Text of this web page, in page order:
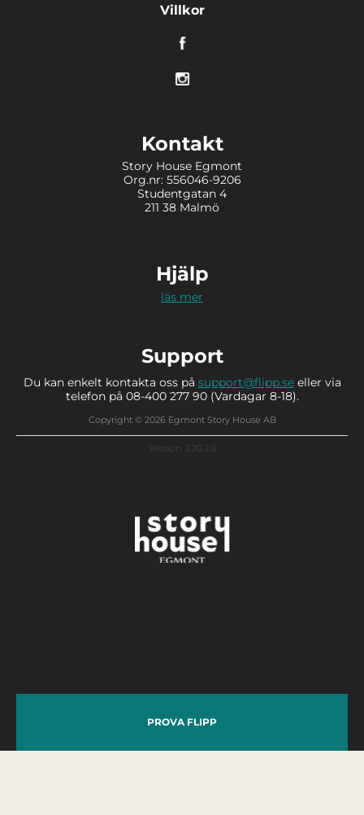
Villkor
Kontakt
Story House Egmont
Org.nr: 556046-9206
Studentgatan 4
211 38 Malmö
Hjälp
läs mer
Support
Du kan enkelt kontakta oss på support@flipp.seeller via
telefon på 08-400 277 90 (Vardagar 8-18).
Copyright © 2026 Egmont Story House AB
Version: 3.20.2.0
PROVA FLIPP